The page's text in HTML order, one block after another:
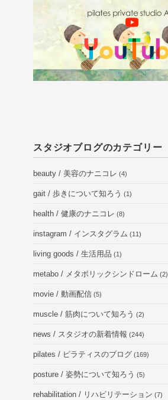
スタジオブログのカテゴリー
beauty / 美容のナニコレ (4)
gait / 歩きについて知ろう (1)
health / 健康のナニコレ (8)
instagram / インスタグラム (11)
living goods / 生活用品 (1)
metabo / メタボリックシンドローム (2)
movie / 動画配信 (5)
muscle / 筋肉について知ろう (2)
news / スタジオの新着情報 (244)
pilates / ピラティスのブログ (169)
posture / 姿勢について知ろう (5)
rehabilitation / リハビリテーション (7)